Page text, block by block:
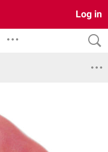
Log in